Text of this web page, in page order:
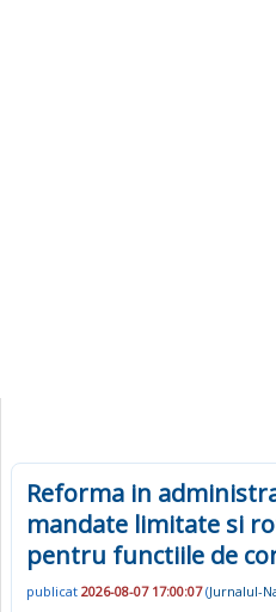
Reforma in
mandate limitate si
pentru functiile de
publicat 2026-08-07 17:00:07(Jurnalul-